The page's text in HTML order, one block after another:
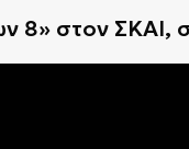
8» στον ΣΚΑΙ,